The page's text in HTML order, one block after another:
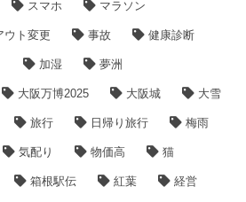
スマホ マラソン
ウト変更 事故 健康診断
加湿 夢洲
大阪万博2025 大阪城 大雪
旅行 日帰り旅行 梅雨
気配り 物価高 猫
箱根駅伝 紅葉 経営